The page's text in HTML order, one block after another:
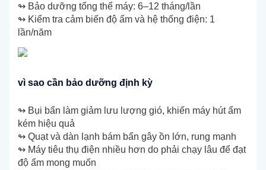
↬ Bảo dưỡng tổng thể máy: 6–12 tháng/lần
↬ Kiểm tra cảm biến độ ẩm và hệ thống điện: 1
lần/năm
vì sao cần bảo dưỡng định kỳ
↬ Bụi bẩn làm giảm lưu lượng gió, khiến máy hút ẩm
kém hiệu quả
↬ Quạt và dàn lạnh bám bẩn gây ồn lớn, rung mạnh
↬ Máy tiêu thụ điện nhiều hơn do phải chạy lâu để đạt
độ ẩm mong muốn